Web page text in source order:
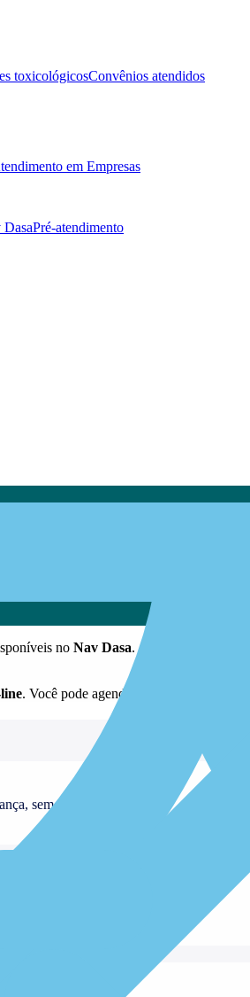
toxicológicosConvênios atendidos
em Empresas
Pré-atendimento
no Nav Dasa. Assim, fica mais
. Você pode agendar seus exames e
sem sair de casa
Domiciliar